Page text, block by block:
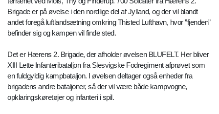
Brigade er på øvelse i den nordlige del af Jylland, og der vil blandt
andet foregå luftlandsætning omkring Thisted Lufthavn, hvor ”fjenden”
befinder sig og kampen vil finde sted.
Det er Hærens 2. Brigade, der afholder øvelsen BLUFELT. Her bliver
XIII Lette Infanteribataljon fra Slesvigske Fodregiment afprøvet som
en fuldgyldig kampbataljon. I øvelsen deltager også enheder fra
brigadens andre bataljoner, så der vil være både kampvogne,
opklaringskøretøjer og infanteri i spil.